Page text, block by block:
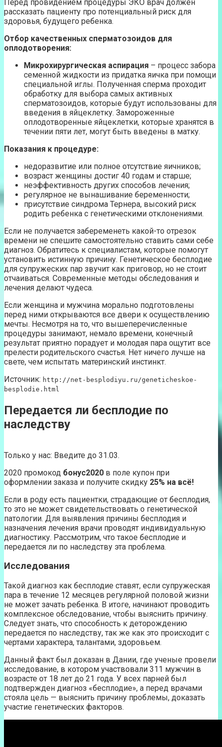
Перед провидением процедуры ЭКО врач должен
рассказать пациенту про потенциальный риск для
здоровья, будущего ребенка.
Отбор качественных сперматозоидов для
оплодотворения:
Микрохирургическая аспирация – процесс забора
семенной жидкости из придатка яичка при помощи
специальной иглы. Полученная сперма проходит
обработку для выбора самых активных
сперматозоидов, которые будут использованы для
введения в яйцеклетку. Замороженные
оплодотворенные яйцеклетки, которые хранятся в
течении пяти лет, могут быть введены в матку.
Показания к процедуре:
недоразвитие или полное отсутствие яичников;
возраст женщины достиг 40 годам и старше;
неэффективность других способов лечения;
регулярное не вынашивание беременности;
присутствие синдрома Тернера, высокий риск
родить ребенка с генетическими отклонениями.
Если не получается забеременеть какой-то отрезок
времени не спешите самостоятельно ставить сами себе
диагноз. Обратитесь к специалистам, которые помогут
установить истинную причину. Генетическое бесплодие
для супружеских пар звучит как приговор, но не стоит
отчаиваться. Современные методы обследования и
лечения делают чудеса.
Если женщина и мужчина морально подготовлены
перед ними открываются все двери к осуществлению
мечты. Несмотря на то, что вышеперечисленные
процедуры занимают, немало времени, конечный
результат приятно порадует и молодая пара ощутит все
прелести родительского счастья. Нет ничего лучше на
свете, чем испытать материнский инстинкт.
Источник: http://net-besplodiyu.ru/geneticheskoe-
besplodie.html
Передается ли бесплодие по
наследству
Только у нас: Введите до 31.03.
2020 промокод бонус2020 в поле купон при
оформлении заказа и получите скидку 25% на всё!
Если в роду есть пациентки, страдающие от бесплодия,
то это не может свидетельствовать о генетической
патологии. Для выявления причины бесплодия и
назначения лечения врачи проводят индивидуальную
диагностику. Рассмотрим, что такое бесплодие и
передается ли по наследству эта проблема.
Исследования
Такой диагноз как бесплодие ставят, если супружеская
пара в течение 12 месяцев регулярной половой жизни
не может зачать ребенка. В итоге, начинают проводить
комплексное обследование, чтобы выяснить причину.
Следует знать, что способность к деторождению
передается по наследству, так же как это происходит с
чертами характера, талантами, здоровьем.
Данный факт был доказан в Дании, где ученые провели
исследование, в котором участвовали 311 мужчин в
возрасте от 18 лет до 21 года. У всех парней был
подтвержден диагноз «бесплодие», а перед врачами
стояла цель — выяснить причину проблемы, доказать
участие генетических факторов.